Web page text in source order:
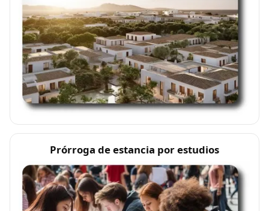
Prórroga de estancia por estudios